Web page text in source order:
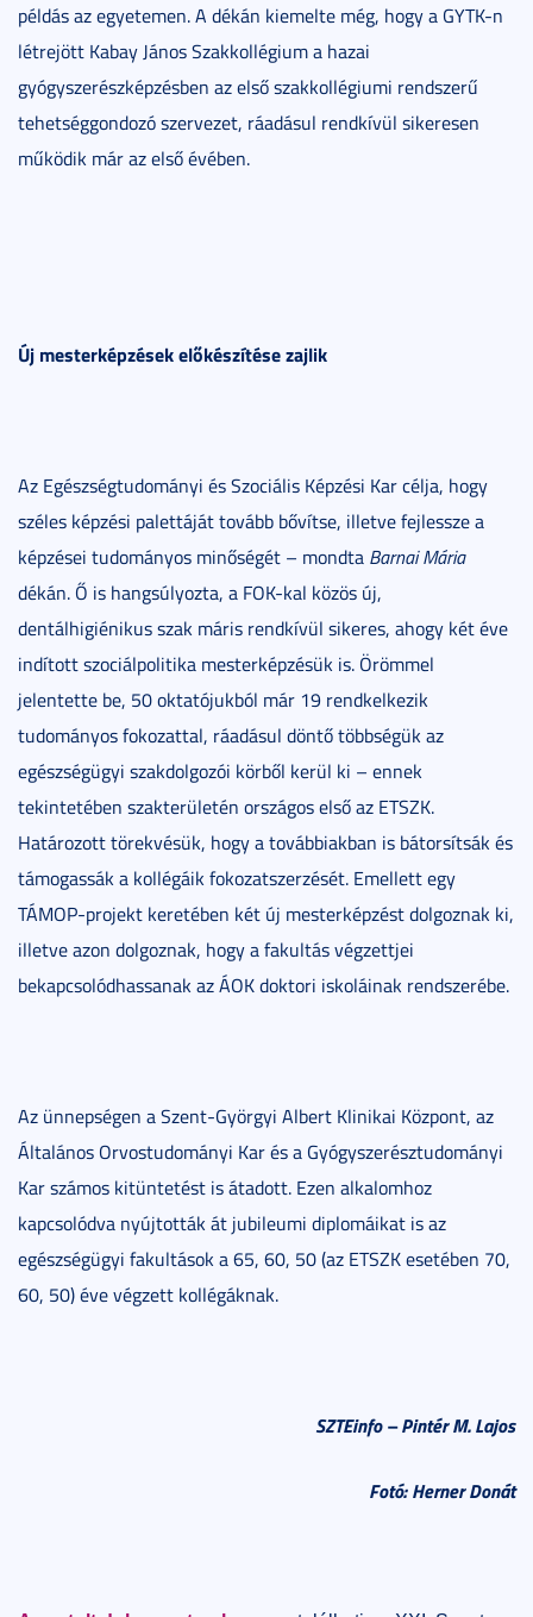
példás az egyetemen. A dékán kiemelte még, hogy a GYTK-n
létrejött Kabay János Szakkollégium a hazai
gyógyszerészképzésben az első szakkollégiumi rendszerű
tehetséggondozó szervezet, ráadásul rendkívül sikeresen
működik már az első évében.
Új mesterképzések előkészítése zajlik
Az Egészségtudományi és Szociális Képzési Kar célja, hogy
széles képzési palettáját tovább bővítse, illetve fejlessze a
képzései tudományos minőségét – mondta Barnai Mária
dékán. Ő is hangsúlyozta, a FOK-kal közös új,
dentálhigiénikus szak máris rendkívül sikeres, ahogy két éve
indított szociálpolitika mesterképzésük is. Örömmel
jelentette be, 50 oktatójukból már 19 rendkelkezik
tudományos fokozattal, ráadásul döntő többségük az
egészségügyi szakdolgozói körből kerül ki – ennek
tekintetében szakterületén országos első az ETSZK.
Határozott törekvésük, hogy a továbbiakban is bátorsítsák és
támogassák a kollégáik fokozatszerzését. Emellett egy
TÁMOP-projekt keretében két új mesterképzést dolgoznak ki,
illetve azon dolgoznak, hogy a fakultás végzettjei
bekapcsolódhassanak az ÁOK doktori iskoláinak rendszerébe.
Az ünnepségen a Szent-Györgyi Albert Klinikai Központ, az
Általános Orvostudományi Kar és a Gyógyszerésztudományi
Kar számos kitüntetést is átadott. Ezen alkalomhoz
kapcsolódva nyújtották át jubileumi diplomáikat is az
egészségügyi fakultások a 65, 60, 50 (az ETSZK esetében 70,
60, 50) éve végzett kollégáknak.
SZTEinfo – Pintér M. Lajos
Fotó: Herner Donát